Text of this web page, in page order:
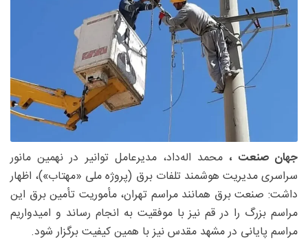
جهان صنعت ، محمد اله‌داد، مدیرعامل توانیر در نهمین مانور
سراسری مدیریت هوشمند تلفات برق (پروژه ملی «مهتاب»)، اظهار
داشت: صنعت برق همانند مراسم تهران، مأموریت تأمین برق این
مراسم بزرگ را در قم نیز با موفقیت به انجام رساند و امیدواریم
مراسم پایانی در مشهد مقدس نیز با همین کیفیت برگزار شود.